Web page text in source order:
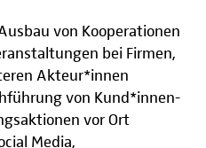
von Kooperationen
bei Firmen,
Akteur*innen
von Kund*innen-
vor Ort
Media,